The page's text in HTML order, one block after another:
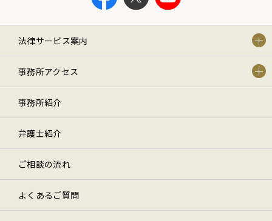
法律サービス案内
事務所アクセス
事務所紹介
弁護士紹介
ご相談の流れ
よくあるご質問